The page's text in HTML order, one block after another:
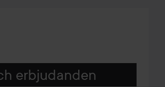
erbjudanden